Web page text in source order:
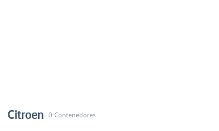
Citroen 0 Contenedores